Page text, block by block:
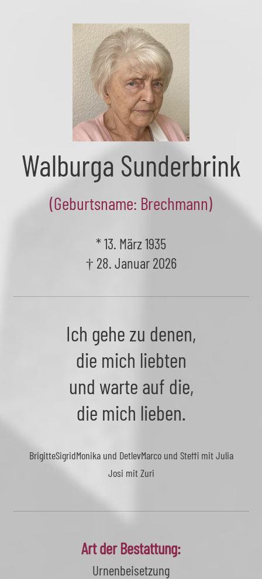
Walburga Sunderbrink
(Geburtsname: Brechmann)
* 13. März 1935
† 28. Januar 2026
Ich gehe zu denen,
die mich liebten
und warte auf die,
die mich lieben.
BrigitteSigridMonika und DetlevMarco und Steffi mit Julia
Josi mit Zuri
Art der Bestattung:
Urnenbeisetzung